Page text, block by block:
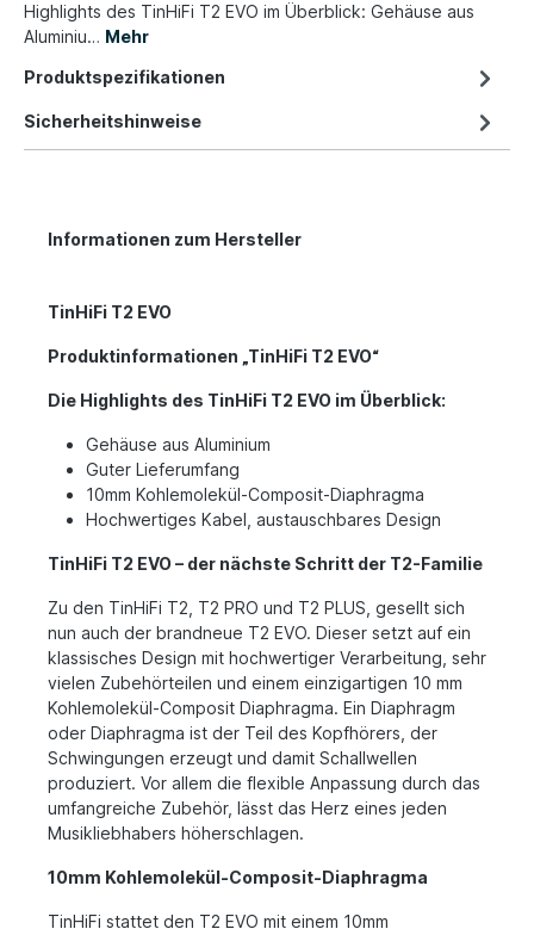
Highlights des TinHiFi T2 EVO im Überblick: Gehäuse aus
Aluminiu… Mehr
Produktspezifikationen
Sicherheitshinweise
Informationen zum Hersteller
TinHiFi T2 EVO
Produktinformationen „TinHiFi T2 EVO“
Die Highlights des TinHiFi T2 EVO im Überblick:
Gehäuse aus Aluminium
Guter Lieferumfang
10mm Kohlemolekül-Composit-Diaphragma
Hochwertiges Kabel, austauschbares Design
TinHiFi T2 EVO – der nächste Schritt der T2-Familie
Zu den TinHiFi T2, T2 PRO und T2 PLUS, gesellt sich
nun auch der brandneue T2 EVO. Dieser setzt auf ein
klassisches Design mit hochwertiger Verarbeitung, sehr
vielen Zubehörteilen und einem einzigartigen 10 mm
Kohlemolekül-Composit Diaphragma. Ein Diaphragm
oder Diaphragma ist der Teil des Kopfhörers, der
Schwingungen erzeugt und damit Schallwellen
produziert. Vor allem die flexible Anpassung durch das
umfangreiche Zubehör, lässt das Herz eines jeden
Musikliebhabers höherschlagen.
10mm Kohlemolekül-Composit-Diaphragma
TinHiFi stattet den T2 EVO mit einem 10mm